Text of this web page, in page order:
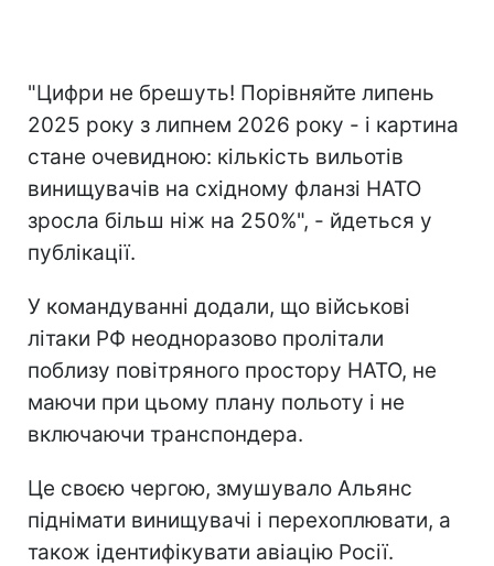
"Цифри не брешуть! Порівняйте липень
2025 року з липнем 2026 року - і картина
стане очевидною: кількість вильотів
винищувачів на східному фланзі НАТО
зросла більш ніж на 250%", - йдеться у
публікації.
У командуванні додали, що військові
літаки РФ неодноразово пролітали
поблизу повітряного простору НАТО, не
маючи при цьому плану польоту і не
включаючи транспондера.
Це своєю чергою, змушувало Альянс
піднімати винищувачі і перехоплювати, а
також ідентифікувати авіацію Росії.